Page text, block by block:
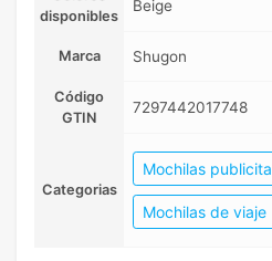
disponibles
Beige
Marca Shugon
Código
GTIN
7297442017748
Categorias
Mochilas
Mochilas de viaje